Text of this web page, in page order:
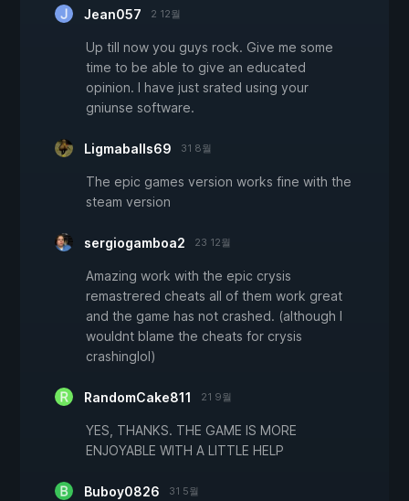
Jean057 2 12월
Up till now you guys rock. Give me some
time to be able to give an educated
opinion. I have just srated using your
gniunse software.
Ligmaballs69 31 8월
The epic games version works fine with the
steam version
sergiogamboa2 23 12월
Amazing work with the epic crysis
remastrered cheats all of them work great
and the game has not crashed. (although I
wouldnt blame the cheats for crysis
crashinglol)
RandomCake811 21 9월
YES, THANKS. THE GAME IS MORE
ENJOYABLE WITH A LITTLE HELP
Buboy0826 31 5월